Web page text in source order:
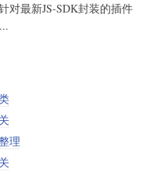
对最新JS-SDK封装的插件
理